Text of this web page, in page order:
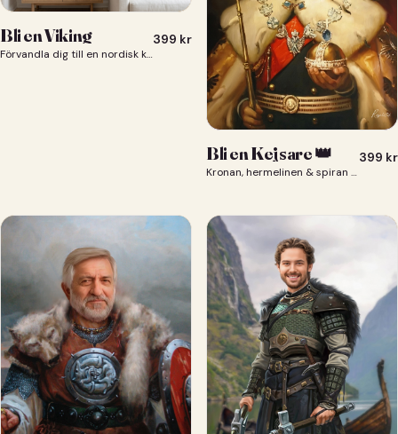
Bli en Viking
Förvandla dig till en nordisk krigare i ett episkt vikingaporträtt.
399 kr
Bli en Kejsare 👑
Kronan, hermelinen & spiran — du som kejsare 👑
399 kr